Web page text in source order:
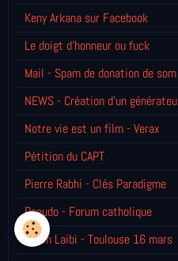
Keny Arkana sur Facebook
Le doigt d'honneur ou fuck
Mail - Spam de donation de som
NEWS - Création d'un générateu
Notre vie est un film - Verax
Pétition du CAPT
Pierre Rabhi - Clés Paradigme
Pseudo - Forum catholique
Salim Laibi - Toulouse 16 mars